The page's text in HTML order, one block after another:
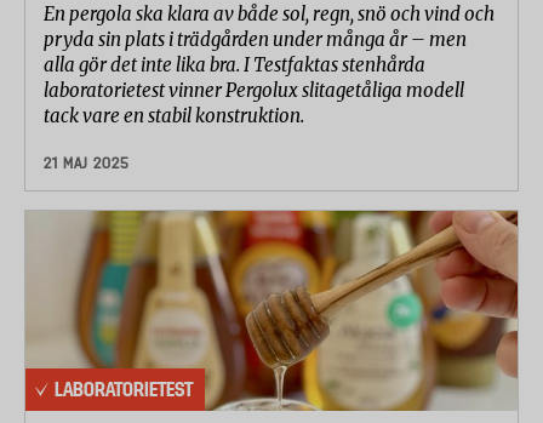
En pergola ska klara av både sol, regn, snö och vind och
pryda sin plats i trädgården under många år – men
alla gör det inte lika bra. I Testfaktas stenhårda
laboratorietest vinner Pergolux slitagetåliga modell
tack vare en stabil konstruktion.
21 MAJ 2025
LABORATORIETEST